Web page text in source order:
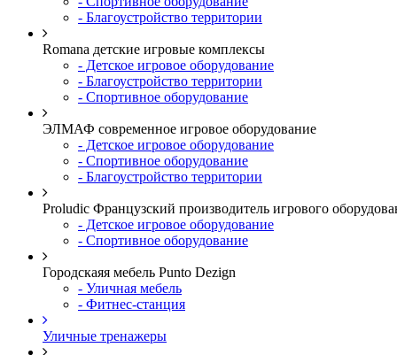
- Благоустройство территории
Romana детские игровые комплексы
- Детское игровое оборудование
- Благоустройство территории
- Спортивное оборудование
ЭЛМАФ современное игровое оборудование
- Детское игровое оборудование
- Спортивное оборудование
- Благоустройство территории
Proludic Французский производитель игрового
- Детское игровое оборудование
- Спортивное оборудование
Городскаяя мебель Punto Dezign
- Уличная мебель
- Фитнес-станция
Уличные тренажеры